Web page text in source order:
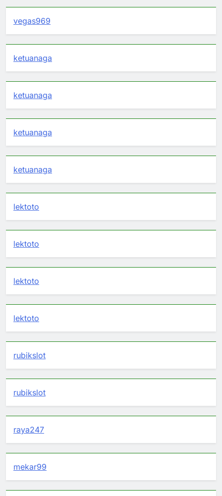
vegas969
ketuanaga
ketuanaga
ketuanaga
ketuanaga
lektoto
lektoto
lektoto
lektoto
rubikslot
rubikslot
raya247
mekar99